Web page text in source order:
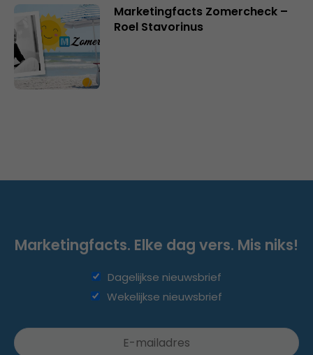
Marketingfacts Zomercheck –
Roel Stavorinus
Marketingfacts. Elke dag vers. Mis niks!
Dagelijkse nieuwsbrief
Wekelijkse nieuwsbrief